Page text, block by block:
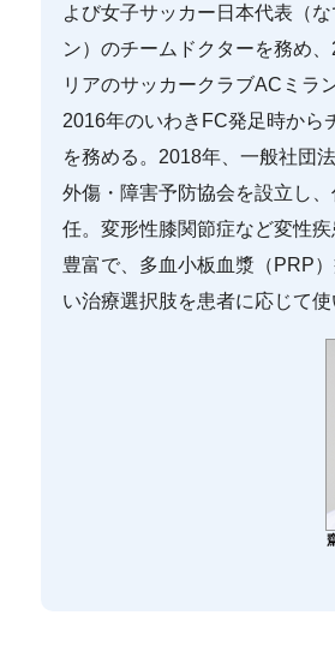
よび女子サッカー日本代表（
ン）のチームドクターを務め
リアのサッカークラブACミラ
2016年のいわきFC発足時から
を務める。2018年、一般社団
外傷・障害予防協会を設立し
任。変形性膝関節症など変性
豊富で、多血小板血漿（PRP
い治療選択肢を患者に応じて使